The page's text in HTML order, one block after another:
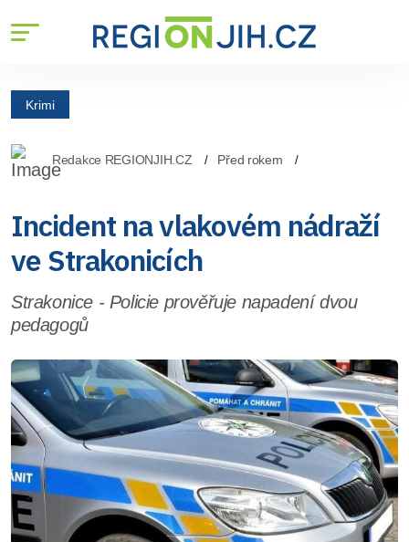
Krimi
Redakce REGIONJIH.CZ Před rokem
Incident na vlakovém nádraží
ve Strakonicích
Strakonice - Policie prověřuje napadení dvou
pedagogů